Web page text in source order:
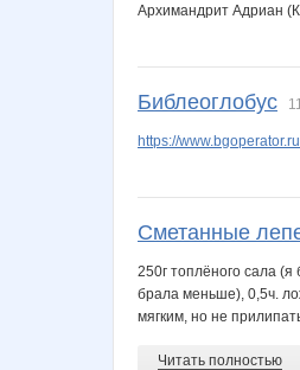
Архимандрит Адриан
Библеоглобус
https://
Сметанные
250г топлёного сала
брала меньше), 0,5ч.
мягким, но не
Читать полностью